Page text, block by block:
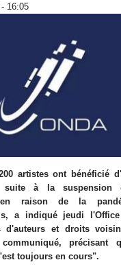
16:05
artistes ont bénéficié
suite à la suspension
en raison de la
a indiqué jeudi
d'auteurs et droits
précisant
toujours en cours".